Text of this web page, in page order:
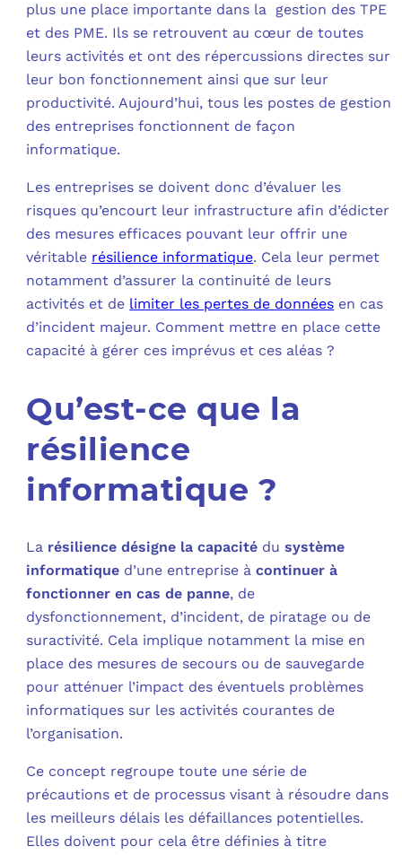
plus une place importante dans la gestion des TPE
et des PME. Ils se retrouvent au cœur de toutes
leurs activités et ont des répercussions directes sur
leur bon fonctionnement ainsi que sur leur
productivité. Aujourd’hui, tous les postes de gestion
des entreprises fonctionnent de façon
informatique.
Les entreprises se doivent donc d’évaluer les
risques qu’encourt leur infrastructure afin d’édicter
des mesures efficaces pouvant leur offrir une
véritable résilience informatique. Cela leur permet
notamment d’assurer la continuité de leurs
activités et de limiter les pertes de données en cas
d’incident majeur. Comment mettre en place cette
capacité à gérer ces imprévus et ces aléas ?
Qu’est-ce que la
résilience
informatique ?
La résilience désigne la capacité dusystème
informatique d’une entreprise àcontinuer à
fonctionner en cas de panne, de
dysfonctionnement, d’incident, de piratage ou de
suractivité. Cela implique notamment la mise en
place des mesures de secours ou de sauvegarde
pour atténuer l’impact des éventuels problèmes
informatiques sur les activités courantes de
l’organisation.
Ce concept regroupe toute une série de
précautions et de processus visant à résoudre dans
les meilleurs délais les défaillances potentielles.
Elles doivent pour cela être définies à titre